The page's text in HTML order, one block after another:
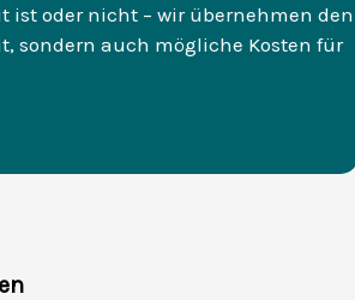
ist oder nicht – wir übernehmen den
sondern auch mögliche Kosten für